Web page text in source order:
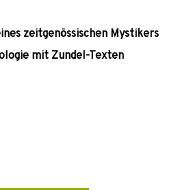
zeitgenössischen Mystikers
mit Zundel-Texten